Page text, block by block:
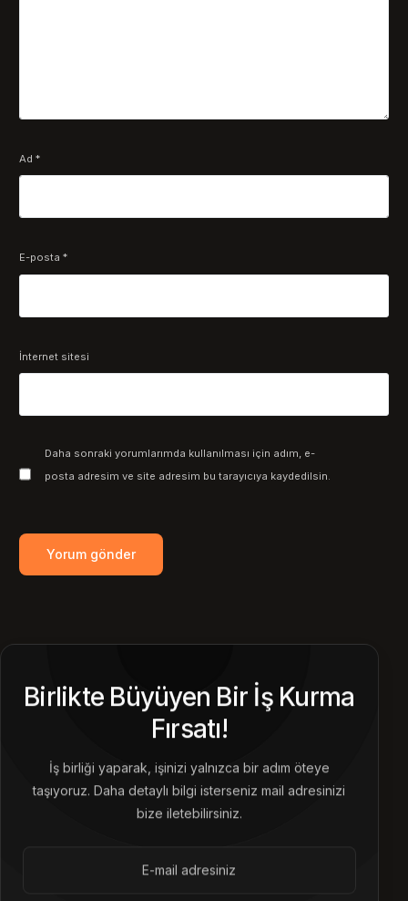
Ad*
E-posta*
İnternet sitesi
Daha sonraki yorumlarımda kullanılması için adım, e-
posta adresim ve site adresim bu tarayıcıya kaydedilsin.
Birlikte Büyüyen Bir İş Kurma
Fırsatı!
İş birliği yaparak, işinizi yalnızca bir adım öteye
taşıyoruz. Daha detaylı bilgi isterseniz mail adresinizi
bize iletebilirsiniz.